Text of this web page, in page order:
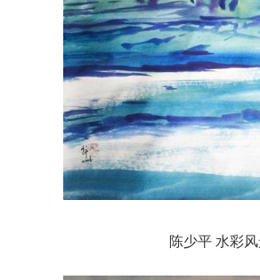
陈少平 水彩